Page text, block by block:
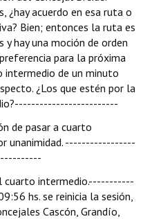
¿hay acuerdo en esa ruta o
Bien; entonces la ruta es
y hay una moción de orden
para la próxima
intermedio de un minuto
¿Los que estén por la
de pasar a cuarto
unanimidad. -----------------
cuarto intermedio.-----------
hs. se reinicia la sesión,
Cascón, Grandío,